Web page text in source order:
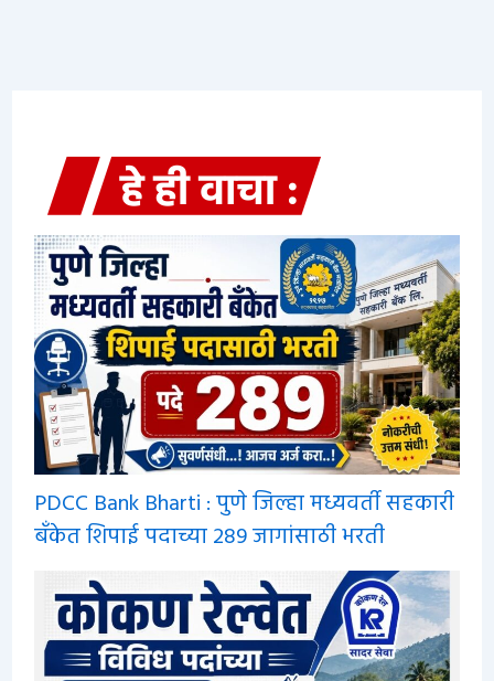
PDCC Bank Bharti : पुणे जिल्हा मध्यवर्ती सहकारी
बँकेत शिपाई पदाच्या 289 जागांसाठी भरती